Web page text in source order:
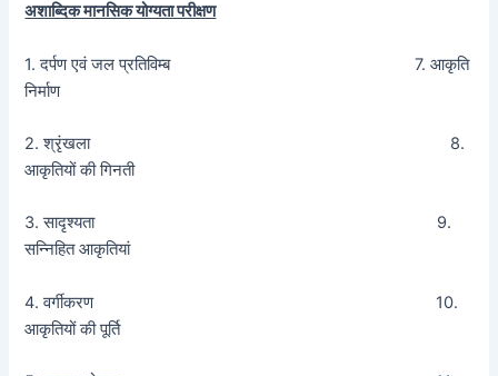
अशाब्दिक मानसिक योग्यता परीक्षण
1. दर्पण एवं जल प्रतिविम्ब 7. आकृति
निर्माण
2. श्रृंखला 8.
आकृतियों की गिनती
3. सादृश्यता 9.
सन्निहित आकृतियां
4. वर्गीकरण 10.
आकृतियों की पूर्ति